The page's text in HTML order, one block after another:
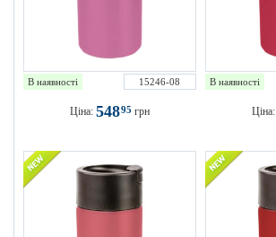
В наявності 15246-08
Ціна: 54895 грн
В наявності
Ціна: